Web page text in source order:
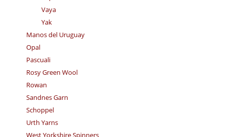
Vaya
Yak
Manos del Uruguay
Opal
Pascuali
Rosy Green Wool
Rowan
Sandnes Garn
Schoppel
Urth Yarns
West Yorkshire Spinners